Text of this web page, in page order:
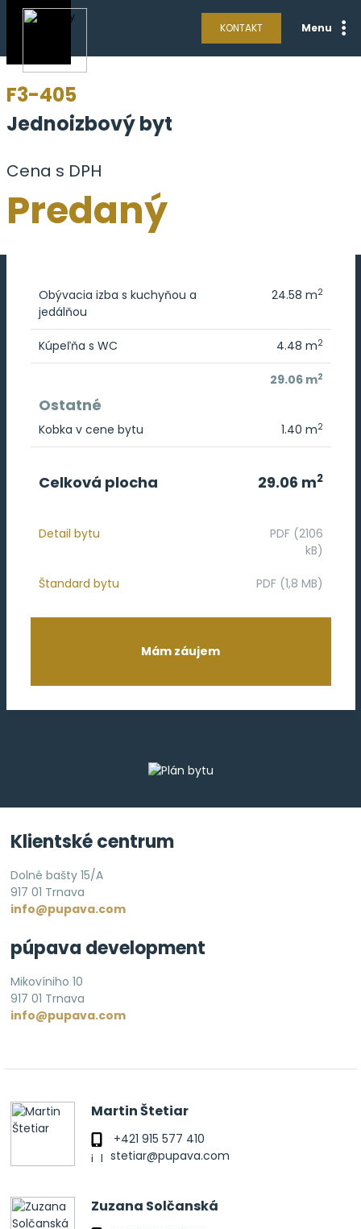
KONTAKT Menu
F3-405
Jednoizbový byt
Cena s DPH
Predaný
Obývacia izba s kuchyňou a
jedálňou
24.58 m2
Kúpeľňa s WC 4.48 m2
29.06 m2
Ostatné
Kobka v cene bytu 1.40 m2
Celková plocha 29.06 m2
Detail bytu
PDF (2106
kB)
Štandard bytu PDF (1,8 MB)
Mám záujem
Klientské centrum
Dolné bašty 15/A
917 01 Trnava
info@pupava.com
púpava development
Mikovíniho 10
917 01 Trnava
info@pupava.com
Martin Štetiar
+421 915 577 410
stetiar@pupava.com
Zuzana Solčanská